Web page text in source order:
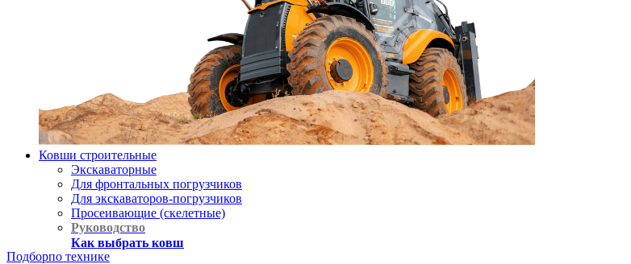
Ковши строительные
Экскаваторные
Для фронтальных погрузчиков
Для экскаваторов-погрузчиков
Просеивающие (скелетные)
Руководство
Как выбрать ковш
Подборпо технике